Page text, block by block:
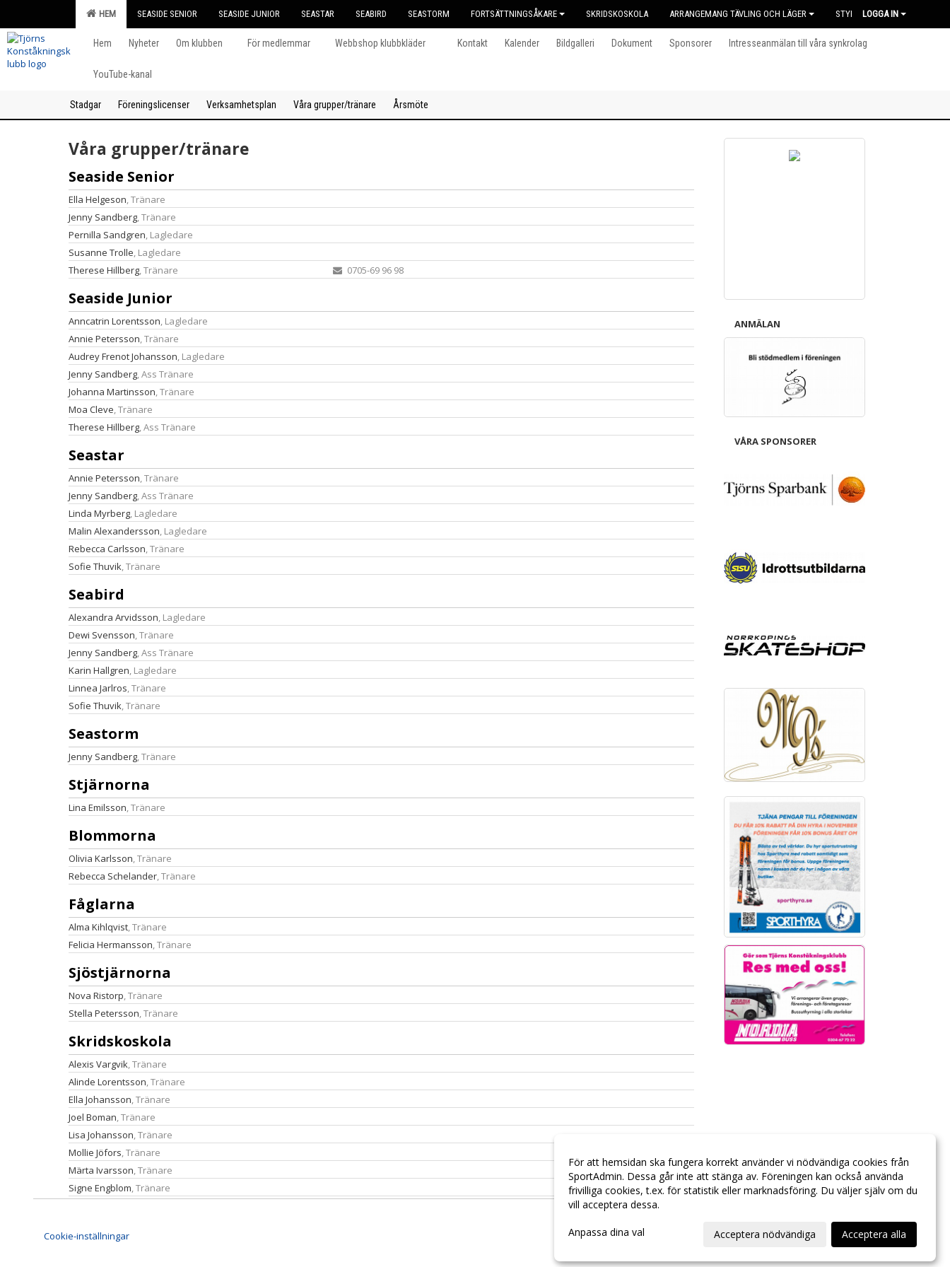
HEM SEASIDE SENIOR SEASIDE JUNIOR SEASTAR SEABIRD SEASTORM FORTSÄTTNINGSÅKARE SKRIDSKOSKOLA ARRANGEMANG TÄVLING OCH LÄGER STYRELSENLOGGA IN
Hem Nyheter Om klubben För medlemmar Webbshop klubbkläder Kontakt Kalender Bildgalleri Dokument Sponsorer Intresseanmälan till våra synkrolag
YouTube-kanal
Stadgar Föreningslicenser Verksamhetsplan Våra grupper/tränare Årsmöte
Våra grupper/tränare
Seaside Senior
Ella Helgeson, Tränare
Jenny Sandberg, Tränare
Pernilla Sandgren, Lagledare
Susanne Trolle, Lagledare
Therese Hillberg, Tränare 0705-69 96 98
Seaside Junior
Anncatrin Lorentsson, Lagledare
Annie Petersson, Tränare
Audrey Frenot Johansson, Lagledare
Jenny Sandberg, Ass Tränare
Johanna Martinsson, Tränare
Moa Cleve, Tränare
Therese Hillberg, Ass Tränare
Seastar
Annie Petersson, Tränare
Jenny Sandberg, Ass Tränare
Linda Myrberg, Lagledare
Malin Alexandersson, Lagledare
Rebecca Carlsson, Tränare
Sofie Thuvik, Tränare
Seabird
Alexandra Arvidsson, Lagledare
Dewi Svensson, Tränare
Jenny Sandberg, Ass Tränare
Karin Hallgren, Lagledare
Linnea Jarlros, Tränare
Sofie Thuvik, Tränare
Seastorm
Jenny Sandberg, Tränare
Stjärnorna
Lina Emilsson, Tränare
Blommorna
Olivia Karlsson, Tränare
Rebecca Schelander, Tränare
Fåglarna
Alma Kihlqvist, Tränare
Felicia Hermansson, Tränare
Sjöstjärnorna
Nova Ristorp, Tränare
Stella Petersson, Tränare
Skridskoskola
Alexis Vargvik, Tränare
Alinde Lorentsson, Tränare
Ella Johansson, Tränare
Joel Boman, Tränare
Lisa Johansson, Tränare
Mollie Jöfors, Tränare
Märta Ivarsson, Tränare
Signe Engblom, Tränare
ANMÄLAN
VÅRA SPONSORER
Cookie-inställningar
För att hemsidan ska fungera korrekt använder vi nödvändiga cookies från
SportAdmin. Dessa går inte att stänga av. Föreningen kan också använda
frivilliga cookies, t.ex. för statistik eller marknadsföring. Du väljer själv om du
vill acceptera dessa.
Anpassa dina val Acceptera nödvändiga Acceptera alla